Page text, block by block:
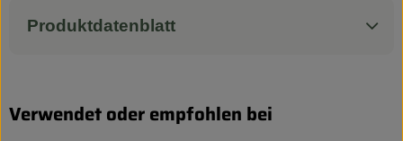
Produktdatenblatt
Verwendet oder empfohlen bei